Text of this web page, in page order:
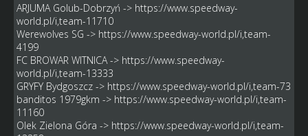
ARJUMA Golub-Dobrzyń -> https://www.speedway-
world.pl/i,team-11710
Werewolves SG -> https://www.speedway-world.pl/i,team-
4199
FC BROWAR WITNICA -> https://www.speedway-
world.pl/i,team-13333
GRYFY Bydgoszcz -> https://www.speedway-world.pl/i,team-73
banditos 1979gkm -> https://www.speedway-world.pl/i,team-
11160
Olek Zielona Góra -> https://www.speedway-world.pl/i,team-